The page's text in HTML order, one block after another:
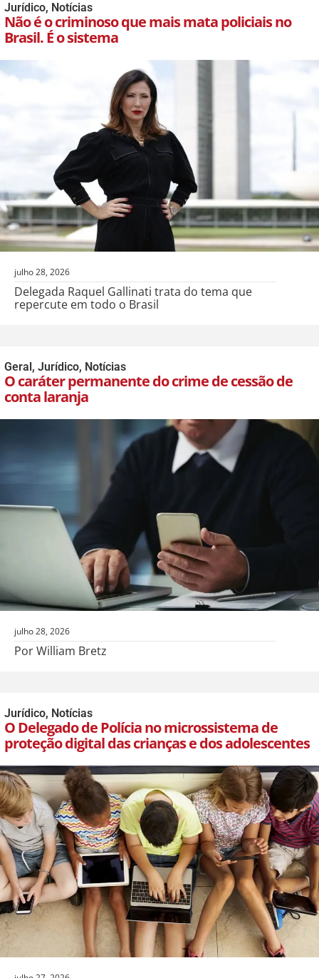
Jurídico, Notícias
Não é o criminoso que mais mata policiais no
Brasil. É o sistema
julho 28, 2026
Delegada Raquel Gallinati trata do tema que
repercute em todo o Brasil
Geral, Jurídico, Notícias
O caráter permanente do crime de cessão de
conta laranja
julho 28, 2026
Por William Bretz
Jurídico, Notícias
O Delegado de Polícia no microssistema de
proteção digital das crianças e dos adolescentes